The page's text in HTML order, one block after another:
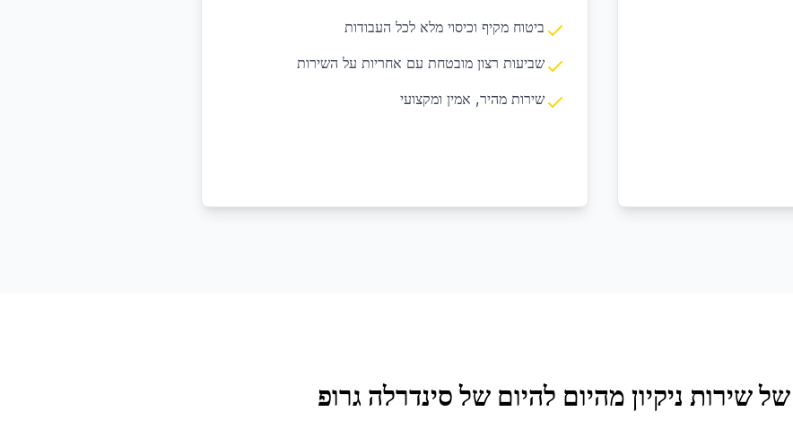
ביטוח מקיף וכיסוי מלא לכל העבודות
שביעות רצון מובטחת עם אחריות על השירות
שירות מהיר, אמין ומקצועי
של שירות ניקיון מהיום להיום של סינדרלה גרופ